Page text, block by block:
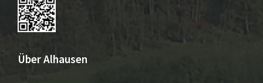
Über Alhausen